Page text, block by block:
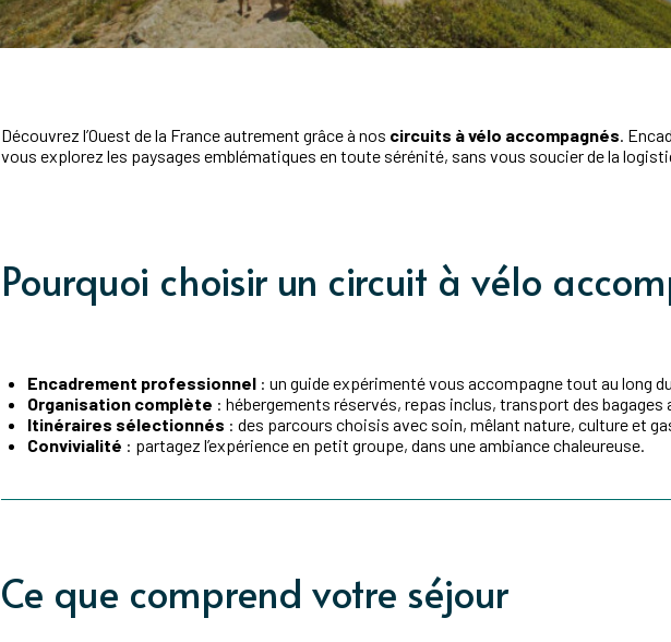
Découvrez l’Ouest de la France autrement grâce à nos circuits à vélo accompagnés .
vous explorez les paysages emblématiques en toute sérénité, sans vous soucier de la
Pourquoi choisir un circuit à vélo
Encadrement professionnel : un guide expérimenté vous accompagne tout au long
Organisation complète : hébergements réservés, repas inclus, transport des bagages
Itinéraires sélectionnés : des parcours choisis avec soin, mêlant nature, culture et
Convivialité : partagez l’expérience en petit groupe, dans une ambiance chaleureuse.
Ce que comprend votre séjour